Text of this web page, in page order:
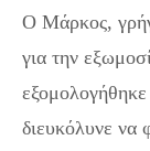
Ο Μάρκος,
για την
διευκόλυνε να